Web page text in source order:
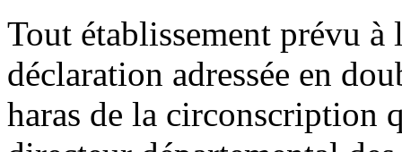
Tout établissement prévu
déclaration adressée en
haras de la circonscription